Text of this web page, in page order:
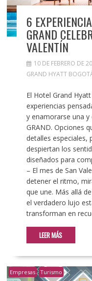
6
GRAND
VALENTÍN
10 DE FEBRERO DE
GRAND HYATT
El Hotel Grand
experiencias
y enamorarse una
GRAND. Opciones
detalles especiales,
despiertan los
diseñados para
– El mes de San
detener el ritmo,
que une. Más allá
el verdadero lujo
transforman en
LEER MÁS
Empresas Turismo